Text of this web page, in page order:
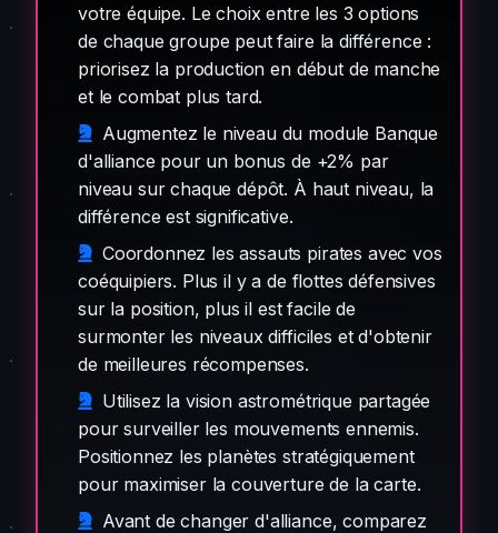
votre équipe. Le choix entre les 3 options
de chaque groupe peut faire la différence :
priorisez la production en début de manche
et le combat plus tard.
Augmentez le niveau du module Banque
d'alliance pour un bonus de +2% par
niveau sur chaque dépôt. À haut niveau, la
différence est significative.
Coordonnez les assauts pirates avec vos
coéquipiers. Plus il y a de flottes défensives
sur la position, plus il est facile de
surmonter les niveaux difficiles et d'obtenir
de meilleures récompenses.
Utilisez la vision astrométrique partagée
pour surveiller les mouvements ennemis.
Positionnez les planètes stratégiquement
pour maximiser la couverture de la carte.
Avant de changer d'alliance, comparez